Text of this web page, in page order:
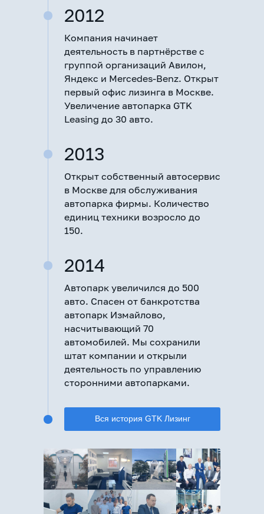
2012
Компания начинает
деятельность в партнёрстве с
группой организаций Авилон,
Яндекс и Mercedes-Benz. Открыт
первый офис лизинга в Москве.
Увеличение автопарка GTK
Leasing до 30 авто.
2013
Открыт собственный автосервис
в Москве для обслуживания
автопарка фирмы. Количество
единиц техники возросло до
150.
2014
Автопарк увеличился до 500
авто. Спасен от банкротства
автопарк Измайлово,
насчитывающий 70
автомобилей. Мы сохранили
штат компании и открыли
деятельность по управлению
сторонними автопарками.
Вся история GTK Лизинг